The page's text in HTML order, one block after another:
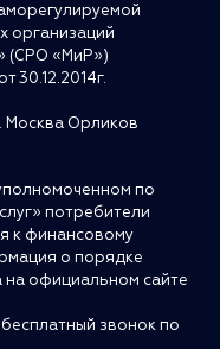
организаций
(СРО «МиР»)
30.12.2014г.
Москва Орликов
по
потребители
к финансовому
о порядке
официальном сайте
звонок по